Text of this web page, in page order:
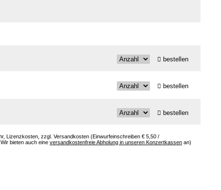
bestellen
bestellen
bestellen
Lizenzkosten, zzgl. Versandkosten (Einwurfeinschreiben € 5,50 /
bieten auch eine versandkostenfreie Abholung in unseren Konzertkassen an)